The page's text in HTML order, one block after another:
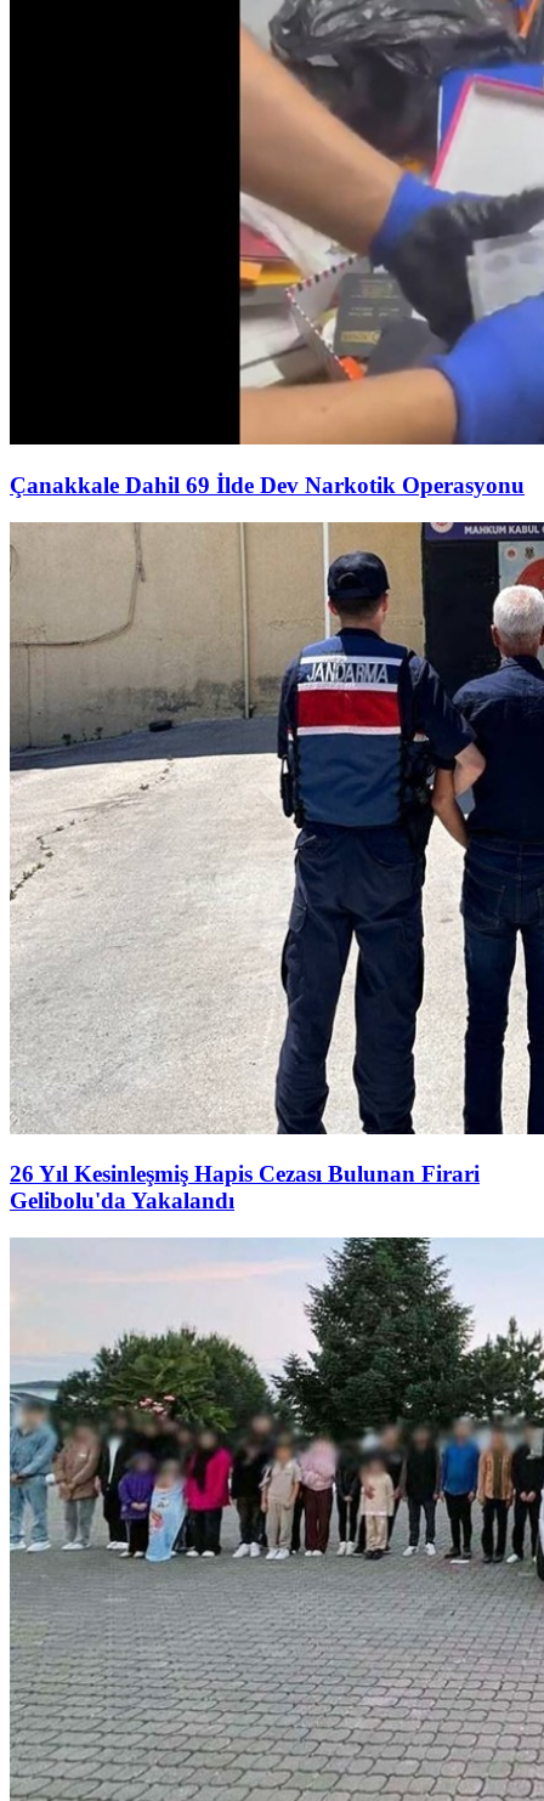
Çanakkale Dahil 69 İlde Dev Narkotik Operasyonu
26 Yıl Kesinleşmiş Hapis Cezası Bulunan Firari
Gelibolu'da Yakalandı